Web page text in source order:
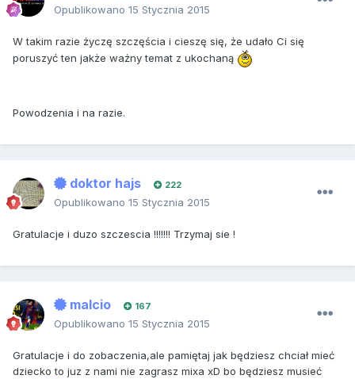
Opublikowano 15 Stycznia 2015
W takim razie życzę szczęścia i cieszę się, że udało Ci się
poruszyć ten jakże ważny temat z ukochaną
Powodzenia i na razie.
doktor hajs 222
Opublikowano 15 Stycznia 2015
Gratulacje i duzo szczescia !!!!!!! Trzymaj sie !
malcio 167
Opublikowano 15 Stycznia 2015
Gratulacje i do zobaczenia,ale pamiętaj jak będziesz chciał mieć
dziecko to juz z nami nie zagrasz mixa xD bo będziesz musieć